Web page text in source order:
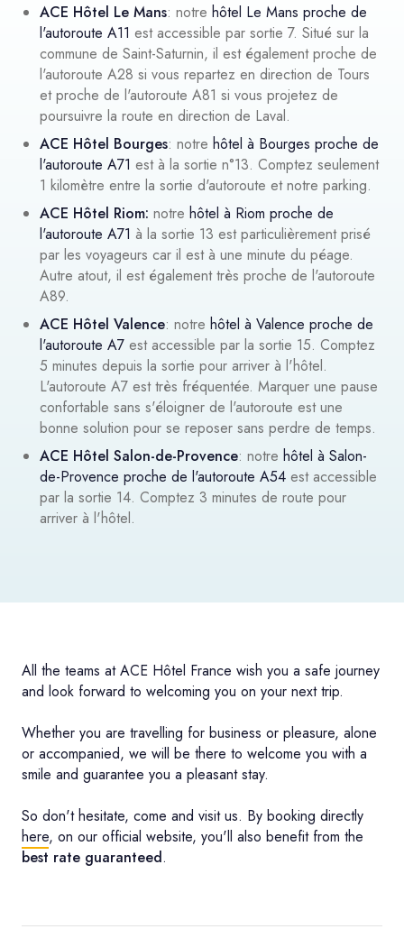
ACE Hôtel Le Mans: notre hôtel Le Mans proche de
l'autoroute A11 est accessible par sortie 7. Situé sur la
commune de Saint-Saturnin, il est également proche de
l'autoroute A28 si vous repartez en direction de Tours
et proche de l'autoroute A81 si vous projetez de
poursuivre la route en direction de Laval.
ACE Hôtel Bourges: notre hôtel à Bourges proche de
l'autoroute A71 est à la sortie n°13. Comptez seulement
1 kilomètre entre la sortie d'autoroute et notre parking.
ACE Hôtel Riom: notre hôtel à Riom proche de
l'autoroute A71 à la sortie 13 est particulièrement prisé
par les voyageurs car il est à une minute du péage.
Autre atout, il est également très proche de l'autoroute
A89.
ACE Hôtel Valence: notre hôtel à Valence proche de
l'autoroute A7 est accessible par la sortie 15. Comptez
5 minutes depuis la sortie pour arriver à l'hôtel.
L'autoroute A7 est très fréquentée. Marquer une pause
confortable sans s'éloigner de l'autoroute est une
bonne solution pour se reposer sans perdre de temps.
ACE Hôtel Salon-de-Provence: notre hôtel à Salon-
de-Provence proche de l'autoroute A54 est accessible
par la sortie 14. Comptez 3 minutes de route pour
arriver à l'hôtel.
All the teams at ACE Hôtel France wish you a safe journey
and look forward to welcoming you on your next trip.
Whether you are travelling for business or pleasure, alone
or accompanied, we will be there to welcome you with a
smile and guarantee you a pleasant stay.
So don't hesitate, come and visit us. By booking directly
here, on our official website, you'll also benefit from the
best rate guaranteed.